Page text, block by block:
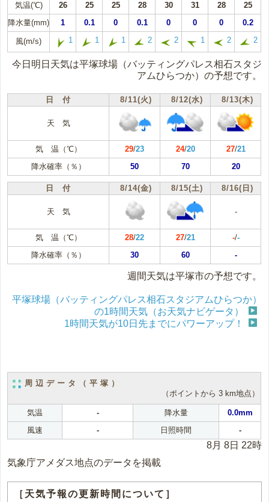
気温(℃) 26 25 25 28 30 31 28
25
降水量(mm)
1 0.1 0 0.1 0 0 0 0.2
風(m/s) 1 1 1 2 2 1 2 2
今日明日天気は平塚球場（バッティングパレス相石スタジ
アムひらつか）の予想です。
日 付 8/11(火) 8/12(水) 8/13(木)
天 気
気 温（℃） 29/23 24/20 27/21
降水確率（％）
50 70 20
日 付 8/14(金) 8/15(土) 8/16(日)
天 気 -
気 温（℃） 28/22 27/21 -/-
降水確率（％）
30 60 -
週間天気は平塚市の予想です。
平塚球場（バッティングパレス相石スタジアムひらつか）
の1時間天気（お天気ナビゲータ）
1時間天気が10日先までにパワーアップ！
周辺データ（平塚）
（ポイントから 3 km地点）
気温 - 降水量
0.0mm
風速
- 日照時間 -
8月 8日 22時
気象庁アメダス地点のデータを掲載
［天気予報の更新時間について］